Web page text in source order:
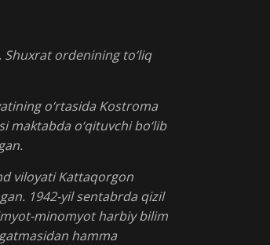
ordenining to‘liq
o‘rtasida Kostroma
maktabda o‘qituvchi bo‘lib
viloyati Kattaqorgon
1942-yil sentabrda qizil
minomyot harbiy bilim
hamma